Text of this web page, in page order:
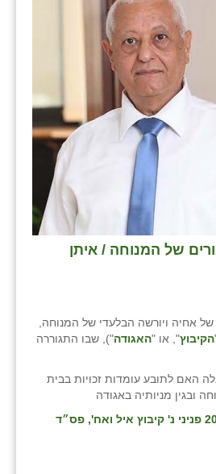
של המנוחה / איתן
אחיה ויורשה הבלעדי של המנוחה,
הקיבוץ", או "האגודה"), שבו התגוררה
האם לתובע עומדות זכויות בבית
ובגין מניותיה באגודה
ת"א(מרכז) 20-63638-07 פניני נ' קיבוץ איל ואח', פס״ד